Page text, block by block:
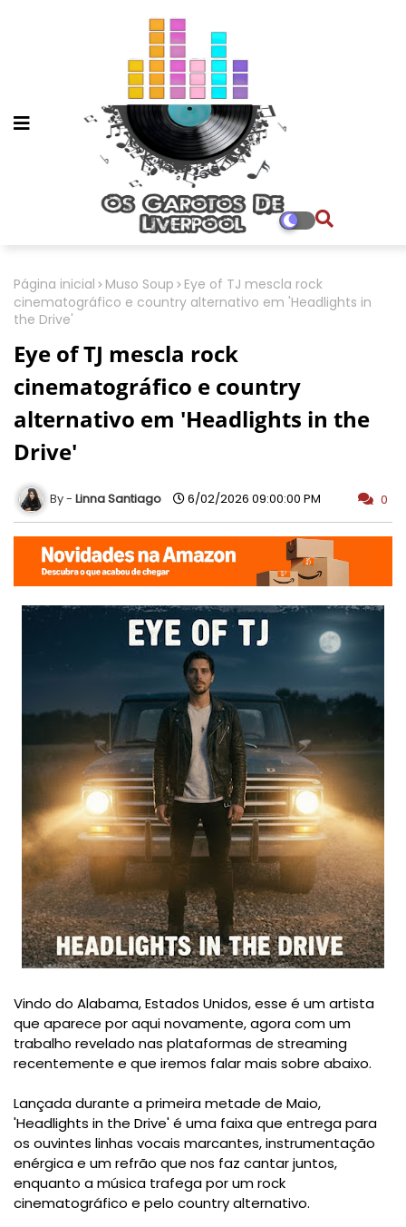
Página inicial Muso Soup
Eye of TJ mescla rock
cinematográfico e country alternativo em 'Headlights in
the Drive'
Eye of TJ mescla rock
cinematográfico e country
alternativo em 'Headlights in the
Drive'
Linna Santiago 6/02/2026 09:00:00 PM 0
Vindo do Alabama, Estados Unidos, esse é um artista
que aparece por aqui novamente, agora com um
trabalho revelado nas plataformas de streaming
recentemente e que iremos falar mais sobre abaixo.
Lançada durante a primeira metade de Maio,
'Headlights in the Drive' é uma faixa que entrega para
os ouvintes linhas vocais marcantes, instrumentação
enérgica e um refrão que nos faz cantar juntos,
enquanto a música trafega por um rock
cinematográfico e pelo country alternativo.